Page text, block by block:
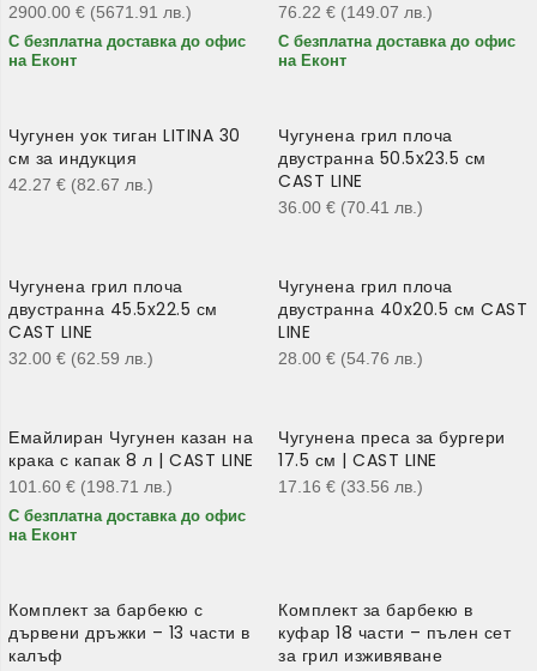
2900.00 € (5671.91 лв. )
С безплатна доставка до офис
на Еконт
76.22 € (149.07 лв. )
С безплатна доставка до офис
на Еконт
Чугунен уок тиган LITINA 30
см за индукция
42.27 € (82.67 лв. )
Чугунена грил плоча
двустранна 50.5x23.5 см
CAST LINE
36.00 € (70.41 лв. )
Чугунена грил плоча
двустранна 45.5x22.5 см
CAST LINE
32.00 € (62.59 лв. )
Чугунена грил плоча
двустранна 40x20.5 см CAST
LINE
28.00 € (54.76 лв. )
Емайлиран Чугунен казан на
крака с капак 8 л | CAST LINE
101.60 € (198.71 лв. )
С безплатна доставка до офис
на Еконт
Чугунена преса за бургери
17.5 см | CAST LINE
17.16 € (33.56 лв. )
Комплект за барбекю с
дървени дръжки – 13 части в
калъф
Комплект за барбекю в
куфар 18 части – пълен сет
за грил изживяване